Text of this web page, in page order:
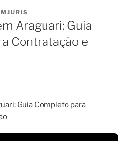
Araguari: Guia
Contratação e
Guia Completo para